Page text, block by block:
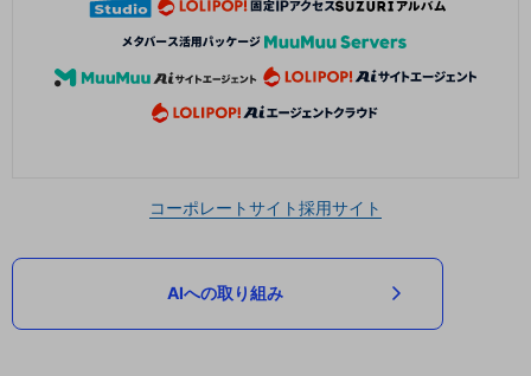
コーポレートサイト採用サイト
AIへの取り組み